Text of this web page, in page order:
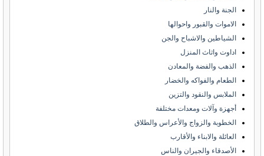
الجنة والنار
الاموات والقبور واحوالها
الشياطين والاشباح والجن
اداوت واثاث المنزل
الذهب والفضة والمعادن
الطعام والفواكه والخضار
الملابس والنقود والتزين
أجهزة وآلات ومعدات مختلفة
الخطوبة والزواج والأعراس والطلاق
العائلة والابناء والأقارب
الأصدقاء والجيران والناس